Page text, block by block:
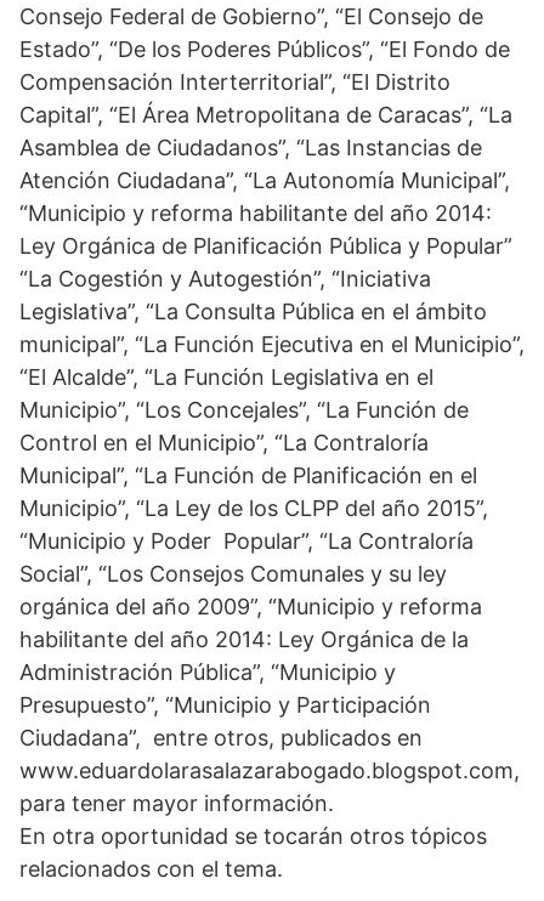
Consejo Federal de Gobierno”, “El Consejo de
Estado”, “De los Poderes Públicos”, “El Fondo de
Compensación Interterritorial”, “El Distrito
Capital”, “El Área Metropolitana de Caracas”, “La
Asamblea de Ciudadanos”, “Las Instancias de
Atención Ciudadana”, “La Autonomía Municipal”,
“Municipio y reforma habilitante del año 2014:
Ley Orgánica de Planificación Pública y Popular”
“La Cogestión y Autogestión”, “Iniciativa
Legislativa”, “La Consulta Pública en el ámbito
municipal”, “La Función Ejecutiva en el Municipio”,
“El Alcalde”, “La Función Legislativa en el
Municipio”, “Los Concejales”, “La Función de
Control en el Municipio”, “La Contraloría
Municipal”, “La Función de Planificación en el
Municipio”, “La Ley de los CLPP del año 2015”,
“Municipio y Poder Popular”, “La Contraloría
Social”, “Los Consejos Comunales y su ley
orgánica del año 2009”, “Municipio y reforma
habilitante del año 2014: Ley Orgánica de la
Administración Pública”, “Municipio y
Presupuesto”, “Municipio y Participación
Ciudadana”, entre otros, publicados en
www.eduardolarasalazarabogado.blogspot.com,
para tener mayor información.
En otra oportunidad se tocarán otros tópicos
relacionados con el tema.